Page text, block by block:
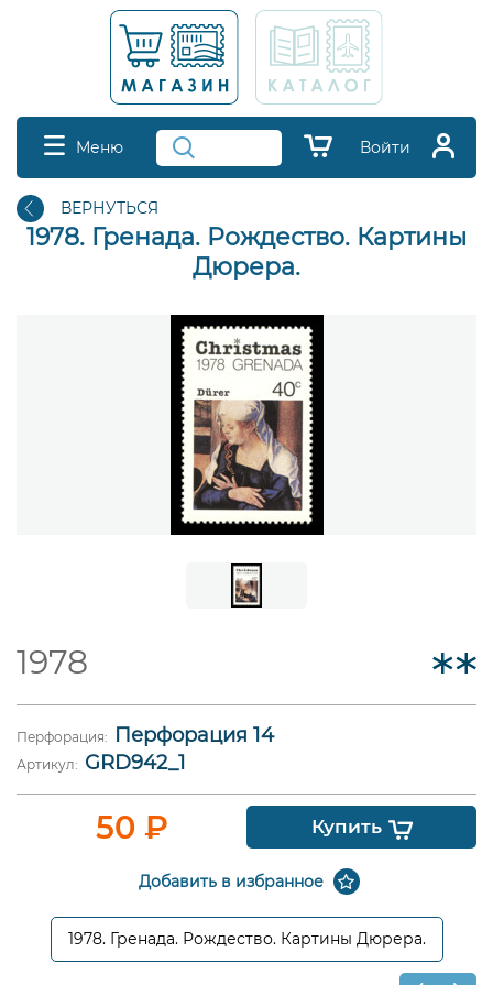
Меню Войти
ВЕРНУТЬСЯ
1978. Гренада. Рождество. Картины
Дюрера.
1978
Перфорация: Перфорация 14
Артикул: GRD942_1
50₽ Купить
Добавить в избранное
1978. Гренада. Рождество. Картины Дюрера.